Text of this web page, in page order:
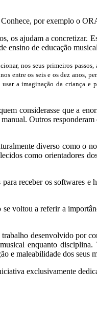
por exemplo o
os ajudam a concretizar.
ensino de educação
nos seus primeiros
entre os seis e os dez anos,
a imaginação da criança
considerasse que a
Outros
diverso como o
como orientadores
receber os softwares e
voltou a referir a
desenvolvido por
enquanto
e maleabilidade dos seus
exclusivamente